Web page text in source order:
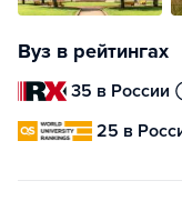
Вуз в рейтингах
35 в России
25 в